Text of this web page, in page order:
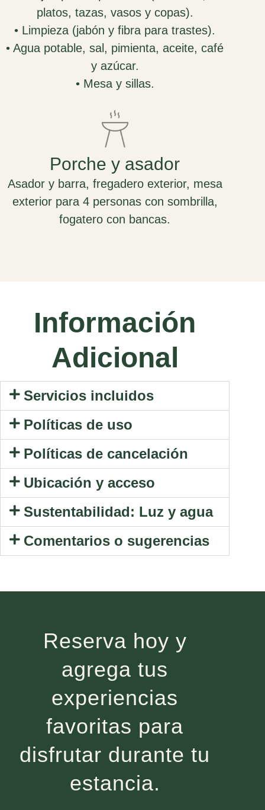
platos, tazas, vasos y copas).
• Limpieza (jabón y fibra para trastes).
• Agua potable, sal, pimienta, aceite, café
y azúcar.
• Mesa y sillas.
Porche y asador
Asador y barra, fregadero exterior, mesa
exterior para 4 personas con sombrilla,
fogatero con bancas.
Información
Adicional
Servicios incluidos
Políticas de uso
Políticas de cancelación
Ubicación y acceso
Sustentabilidad: Luz y agua
Comentarios o sugerencias
Reserva hoy y
agrega tus
experiencias
favoritas para
disfrutar durante tu
estancia.